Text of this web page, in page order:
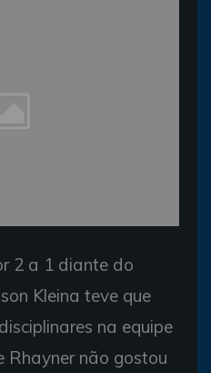
2 a 1 diante do
Kleina teve que
na equipe
não gostou